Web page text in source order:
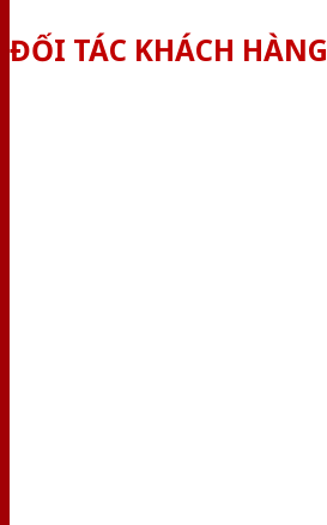
ĐỐI TÁC KHÁCH HÀNG